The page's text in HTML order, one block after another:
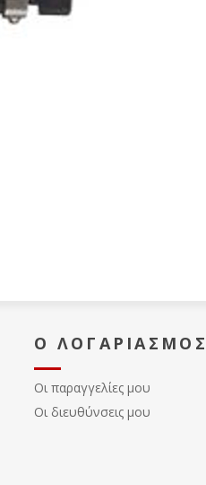
Ο
Οι παραγγελίες μου
Οι διευθύνσεις μου